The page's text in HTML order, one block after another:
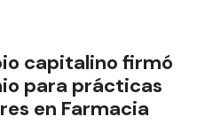
capitalino firmó
para prácticas
en Farmacia